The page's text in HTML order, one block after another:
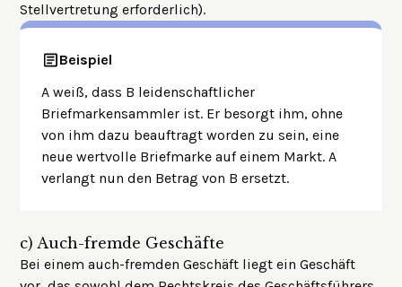
Stellvertretung erforderlich).
Beispiel
A weiß, dass B leidenschaftlicher
Briefmarkensammler ist. Er besorgt ihm, ohne
von ihm dazu beauftragt worden zu sein, eine
neue wertvolle Briefmarke auf einem Markt. A
verlangt nun den Betrag von B ersetzt.
c) Auch-fremde Geschäfte
Bei einem auch-fremden Geschäft liegt ein Geschäft